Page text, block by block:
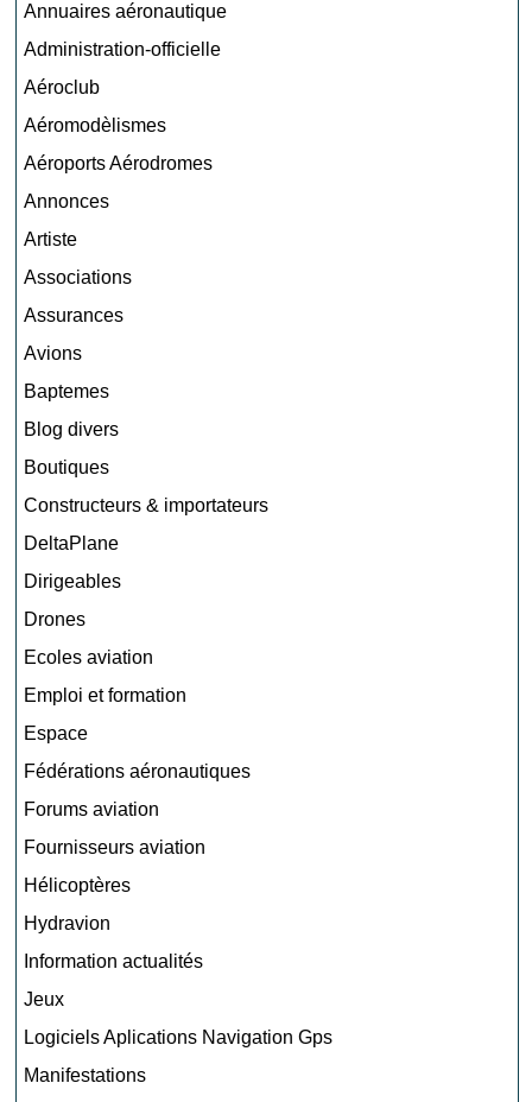
Annuaires aéronautique
Administration-officielle
Aéroclub
Aéromodèlismes
Aéroports Aérodromes
Annonces
Artiste
Associations
Assurances
Avions
Baptemes
Blog divers
Boutiques
Constructeurs & importateurs
DeltaPlane
Dirigeables
Drones
Ecoles aviation
Emploi et formation
Espace
Fédérations aéronautiques
Forums aviation
Fournisseurs aviation
Hélicoptères
Hydravion
Information actualités
Jeux
Logiciels Aplications Navigation Gps
Manifestations